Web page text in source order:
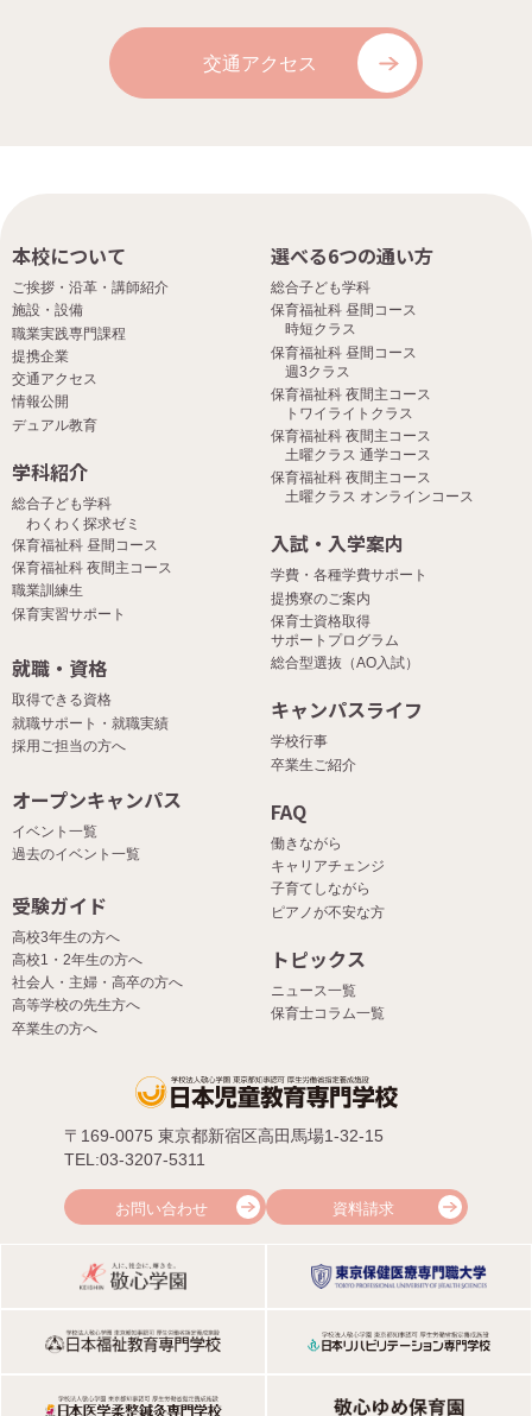
交通アクセス
本校について
ご挨拶・沿革・講師紹介
施設・設備
職業実践専門課程
提携企業
交通アクセス
情報公開
デュアル教育
選べる6つの通い方
総合子ども学科
保育福祉科 昼間コース
時短クラス
保育福祉科 昼間コース
週3クラス
保育福祉科 夜間主コース
トワイライトクラス
保育福祉科 夜間主コース
土曜クラス 通学コース
保育福祉科 夜間主コース
土曜クラス オンラインコース
学科紹介
総合子ども学科
わくわく探求ゼミ
保育福祉科 昼間コース
保育福祉科 夜間主コース
職業訓練生
保育実習サポート
入試・入学案内
学費・各種学費サポート
提携寮のご案内
保育士資格取得
サポートプログラム
総合型選抜（AO入試）
就職・資格
取得できる資格
就職サポート・就職実績
採用ご担当の方へ
キャンパスライフ
学校行事
卒業生ご紹介
オープンキャンパス
イベント一覧
過去のイベント一覧
FAQ
働きながら
キャリアチェンジ
子育てしながら
ピアノが不安な方
受験ガイド
高校3年生の方へ
高校1・2年生の方へ
社会人・主婦・高卒の方へ
高等学校の先生方へ
卒業生の方へ
トピックス
ニュース一覧
保育士コラム一覧
〒169-0075 東京都新宿区高田馬場1-32-15
TEL:03-3207-5311
お問い合わせ 資料請求